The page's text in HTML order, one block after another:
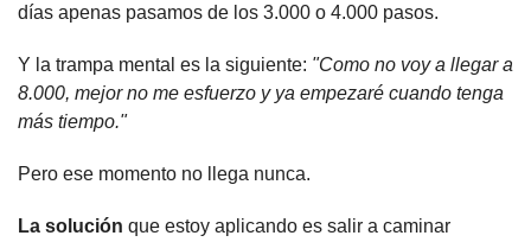
días apenas pasamos de los 3.000 o 4.000 pasos.
Y la trampa mental es la siguiente: "Como no voy a llegar a
8.000, mejor no me esfuerzo y ya empezaré cuando tenga
más tiempo."
Pero ese momento no llega nunca.
La solución que estoy aplicando es salir a caminar